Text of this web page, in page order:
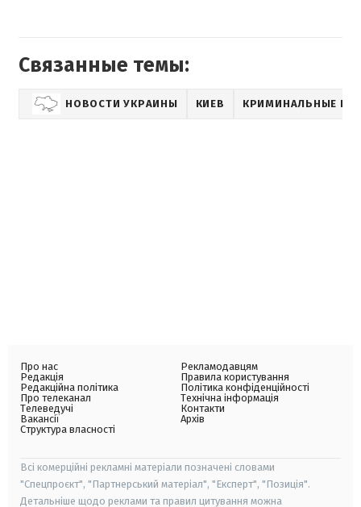
Связанные темы:
НОВОСТИ УКРАИНЫ КИЕВ КРИМИНАЛЬНЫЕ
Про нас
Редакція
Редакційна політика
Про телеканал
Телеведучі
Вакансії
Структура власності
Рекламодавцям
Правила користування
Політика конфіденційності
Технічна інформація
Контакти
Архів
Всі комерційні рекламні матеріали позначені словами
"Спецпроєкт", "Партнерський матеріал", "Експерт", "Позиція".
Детальніше щодо реклами та правил цитування можна